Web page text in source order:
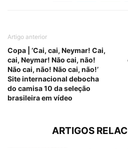
Artigo anterior
Copa | ‘Cai, cai, Neymar! Cai,
cai, Neymar! Não cai, não!
Não cai, não! Não cai, não!’
Site internacional debocha
do camisa 10 da seleção
brasileira em vídeo
ARTIGOS